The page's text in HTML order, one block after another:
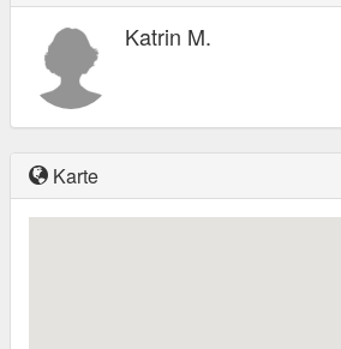
Katrin M.
Karte